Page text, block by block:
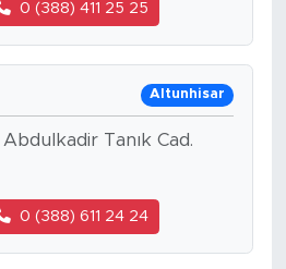
0 (388) 411 25 25
Altunhisar
Tanık Cad.
0 (388) 611 24 24